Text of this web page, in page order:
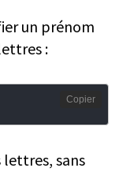
un prénom
:
Copier
lettres, sans